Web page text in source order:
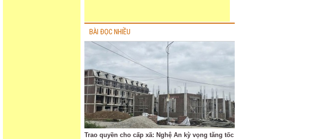
BÀI ĐỌC NHIỀU
Trao quyền cho cấp xã: Nghệ An kỳ vọng tăng tốc